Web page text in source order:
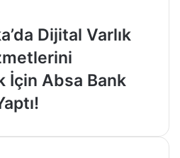
Dijital Varlık
İçin Absa Bank